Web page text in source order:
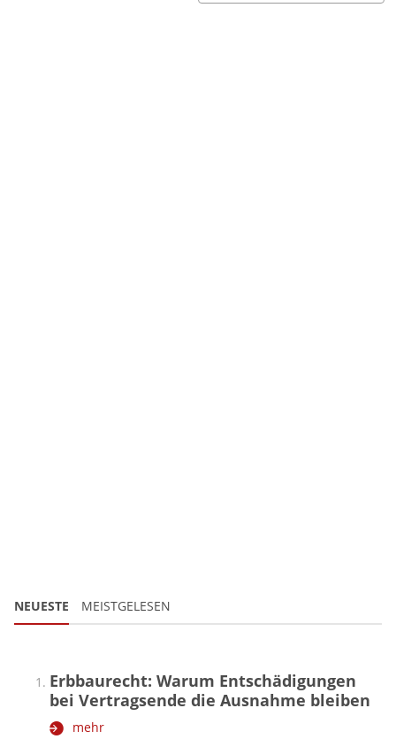
NEUESTE MEISTGELESEN
Erbbaurecht: Warum Entschädigungen
bei Vertragsende die Ausnahme bleiben
mehr